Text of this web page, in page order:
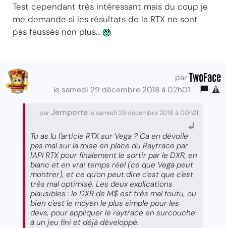
Test cependant très intéressant mais du coup je
me demande si les résultats de la RTX ne sont
pas faussés non plus...
par TwoFace
le samedi 29 décembre 2018 à 02h01
parJemporte le samedi 29 décembre 2018 à 00h21
Tu as lu l'article RTX sur Vega ? Ca en dévoile
pas mal sur la mise en place du Raytrace par
l'API RTX pour finalement le sortir par le DXR, en
blanc et en vrai temps réel (ce que Vega peut
montrer), et ce qu'on peut dire c'est que c'est
très mal optimisé. Les deux explications
plausibles : le DXR de M$ est très mal foutu, ou
bien c'est le moyen le plus simple pour les
devs, pour appliquer le raytrace en surcouche
à un jeu fini et déjà développé.